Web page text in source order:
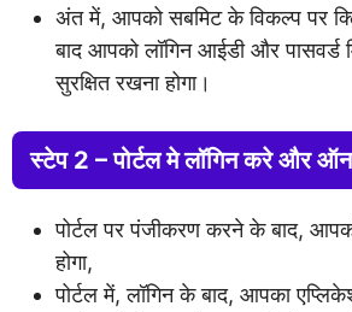
अंत में, आपको सबमिट के विकल्प पर
बाद आपको लॉगिन आईडी और पासवर्ड
सुरक्षित रखना होगा।
स्टेप 2 – पोर्टल मे लॉगिन करे और
पोर्टल पर पंजीकरण करने के बाद,
होगा,
पोर्टल में, लॉगिन के बाद, आपका